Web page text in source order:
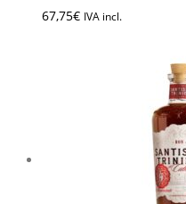
67,75€ IVA incl.